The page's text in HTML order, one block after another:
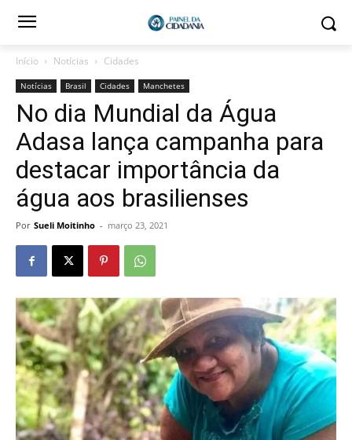
Início Notícias Cidades
Notícias Brasil Cidades Manchetes
No dia Mundial da Água
Adasa lança campanha para
destacar importância da
água aos brasilienses
Por Sueli Moitinho - março 23, 2021